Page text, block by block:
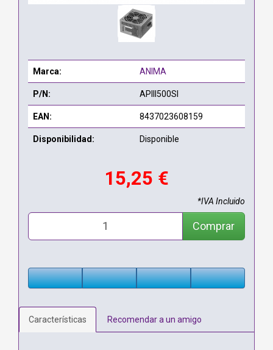
Marca: ANIMA
P/N: APIII500SI
EAN: 8437023608159
Disponibilidad: Disponible
15,25 €
*IVA Incluido
Comprar
Características Recomendar a un amigo